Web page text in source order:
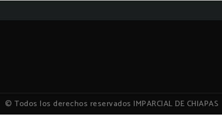
© Todos los derechos reservados IMPARCIAL DE CHIAPAS